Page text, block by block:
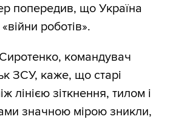
попередив, що Україна
роботів».
командувач
ЗСУ, каже, що старі
лінією зіткнення, тилом і
значною мірою зникли,